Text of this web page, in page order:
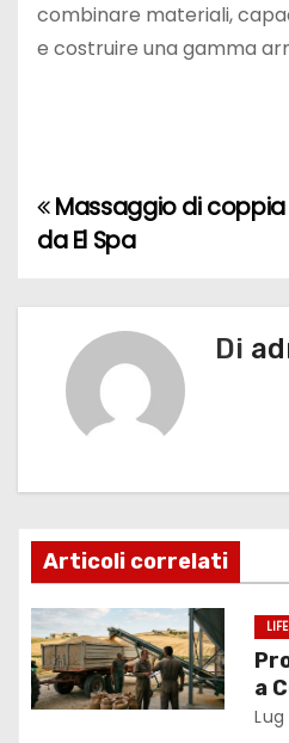
combinare materiali,
e costruire una gamma
N
v
i
o
n
e
Massaggio di coppia
da El Spa
Di
Articoli correlati
a
Lug